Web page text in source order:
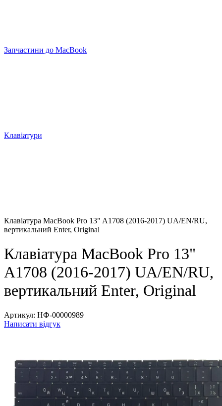
Запчастини до MacBook
Клавіатури
Клавіатура MacBook Pro 13" A1708 (2016-2017) UA/EN/RU,
вертикальний Enter, Original
Клавіатура MacBook Pro 13"
A1708 (2016-2017) UA/EN/RU,
вертикальний Enter, Original
Артикул: НФ-00000989
Написати відгук